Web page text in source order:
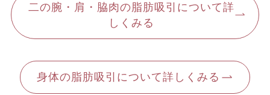
胸の脂肪吸引
二の腕・肩・脇肉の脂肪吸引について詳
しくみる
身体の脂肪吸引について詳しくみる